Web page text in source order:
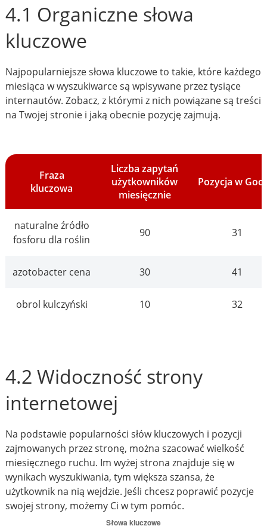
4.1 Organiczne słowa
kluczowe
Najpopularniejsze słowa kluczowe to takie, które każdego
miesiąca w wyszukiwarce są wpisywane przez tysiące
internautów. Zobacz, z którymi z nich powiązane są treści
na Twojej stronie i jaką obecnie pozycję zajmują.
Fraza
kluczowa
Liczba zapytań
użytkowników
miesięcznie
Pozycja w
naturalne źródło
fosforu dla roślin
90 31
azotobacter cena 30 41
obrol kulczyński 10 32
4.2 Widoczność strony
internetowej
Na podstawie popularności słów kluczowych i pozycji
zajmowanych przez stronę, można szacować wielkość
miesięcznego ruchu. Im wyżej strona znajduje się w
wynikach wyszukiwania, tym większa szansa, że
użytkownik na nią wejdzie. Jeśli chcesz poprawić pozycje
swojej strony, możemy Ci w tym pomóc.